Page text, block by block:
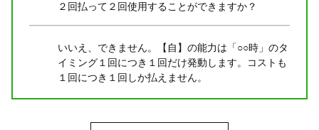
２回払って２回使用することができますか？
いいえ、できません。【自】の能力は「○○時」のタ
イミング１回につき１回だけ発動します。コストも
１回につき１回しか払えません。